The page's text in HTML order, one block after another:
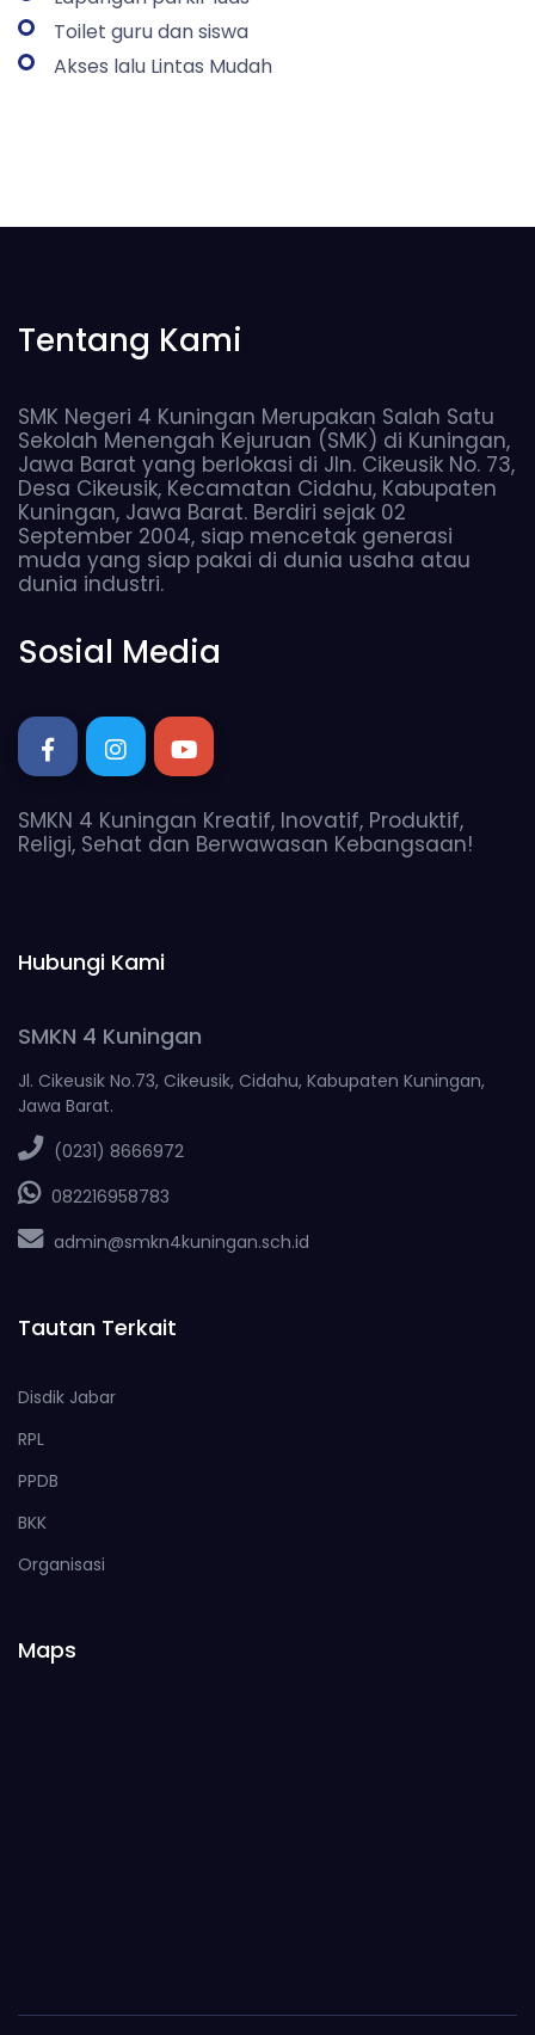
Toilet guru dan siswa
Akses lalu Lintas Mudah
Tentang Kami
SMK Negeri 4 Kuningan Merupakan Salah Satu
Sekolah Menengah Kejuruan (SMK) di Kuningan,
Jawa Barat yang berlokasi di Jln. Cikeusik No. 73,
Desa Cikeusik, Kecamatan Cidahu, Kabupaten
Kuningan, Jawa Barat. Berdiri sejak 02
September 2004, siap mencetak generasi
muda yang siap pakai di dunia usaha atau
dunia industri.
Sosial Media
SMKN 4 Kuningan Kreatif, Inovatif, Produktif,
Religi, Sehat dan Berwawasan Kebangsaan!
Hubungi Kami
SMKN 4 Kuningan
Jl. Cikeusik No.73, Cikeusik, Cidahu, Kabupaten Kuningan,
Jawa Barat.
(0231) 8666972
082216958783
admin@smkn4kuningan.sch.id
Tautan Terkait
Disdik Jabar
RPL
PPDB
BKK
Organisasi
Maps